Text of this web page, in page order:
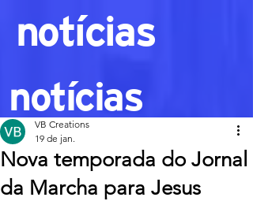
notícias
Nova temporada do Jornal
da Marcha para Jesus
VB Creations
19 de jan.
notícias